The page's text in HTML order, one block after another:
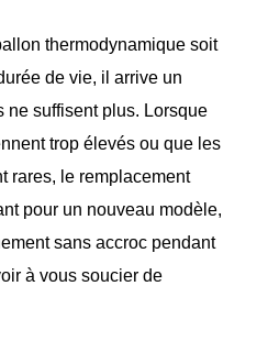
thermodynamique soit
de vie, il arrive un
ne suffisent plus. Lorsque
trop élevés ou que les
rares, le remplacement
pour un nouveau modèle,
sans accroc pendant
à vous soucier de